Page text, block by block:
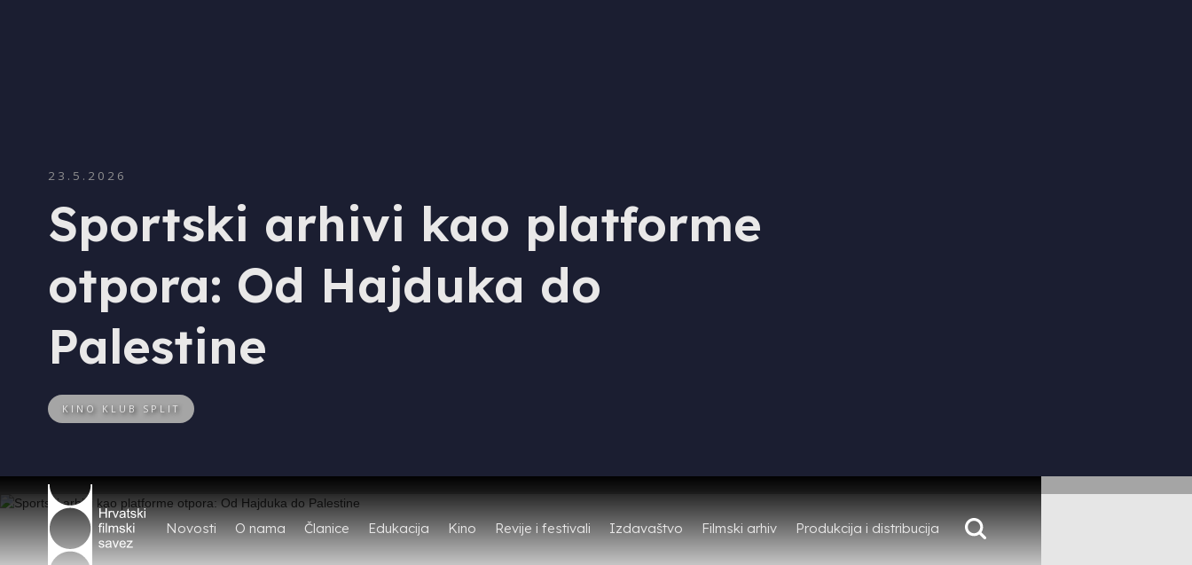
23.5.2026
Sportski arhivi kao platforme
otpora: Od Hajduka do
Palestine
KINO KLUB SPLIT
Novosti O nama Članice Edukacija Kino Revije i festivali Izdavaštvo Filmski arhiv Produkcija i distribucija